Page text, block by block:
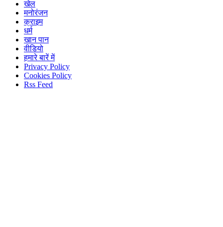
खेल
मनोरंजन
क्राइम
धर्म
खान पान
वीडियो
हमारे बारें में
Privacy Policy
Cookies Policy
Rss Feed